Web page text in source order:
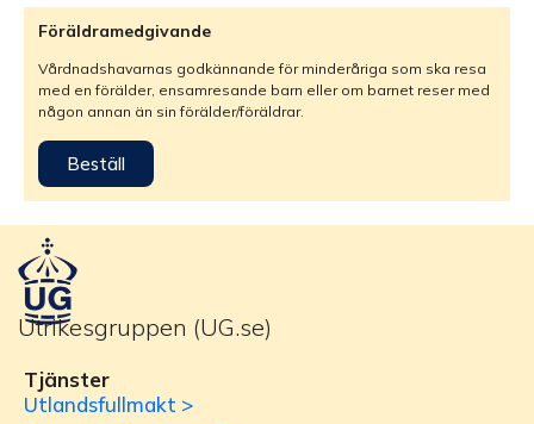
Föräldramedgivande
Vårdnadshavarnas godkännande för minderåriga som ska resa
med en förälder, ensamresande barn eller om barnet reser med
någon annan än sin förälder/föräldrar.
Beställ
Utrikesgruppen (UG.se)
Tjänster
Utlandsfullmakt >